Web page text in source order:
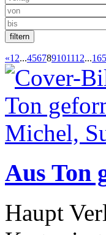
«12...456789101112...
Aus Ton
Haupt